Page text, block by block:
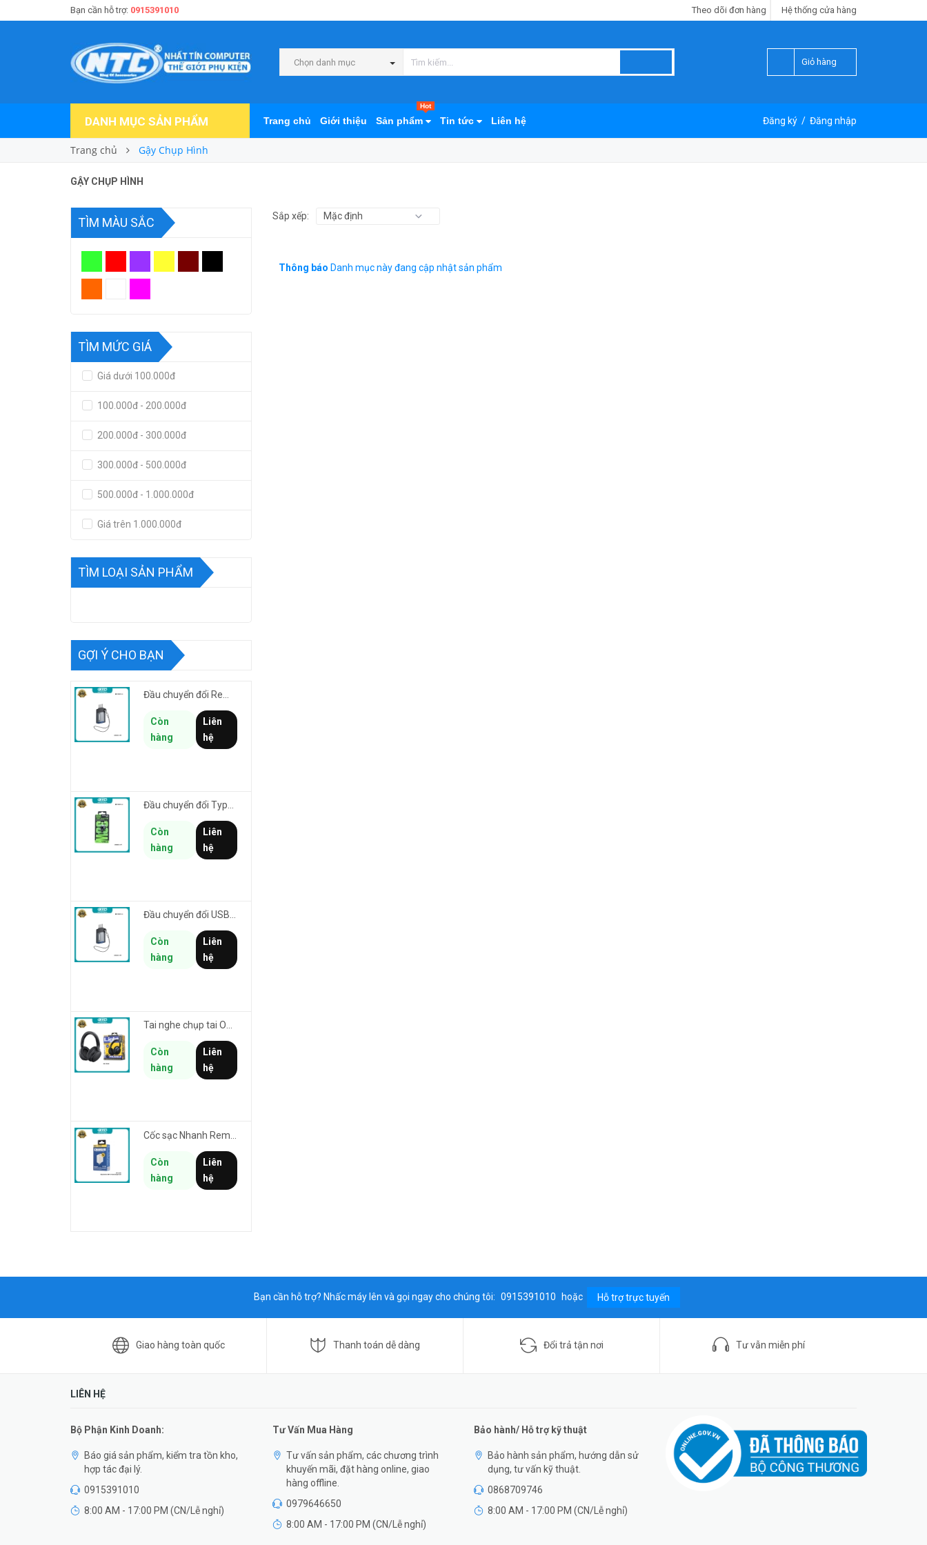
Bạn cần hỗ trợ: 0915391010 Hệ thống cửa hàng
Theo dõi đơn hàng
Chọn danh mục Giỏ hàng
DANH MỤC SẢN PHẨM Trang chủ Giới thiệu Sản phẩm
Hot
Tin tức Liên hệ Đăng ký / Đăng nhập
Trang chủ Gậy Chụp Hình
GẬY CHỤP HÌNH
Sắp xếp:
Thông báo Danh mục này đang cập nhật sản phẩm
TÌM MÀU SẮC
TÌM MỨC GIÁ
Giá dưới 100.000đ
100.000đ - 200.000đ
200.000đ - 300.000đ
300.000đ - 500.000đ
500.000đ - 1.000.000đ
Giá trên 1.000.000đ
TÌM LOẠI SẢN PHẨM
GỢI Ý CHO BẠN
Đầu chuyển đổi Remax CB32-L-AF từ USB sang Lightning male cho thiết bị cổng USB kết nối iphone/ipad
Còn
hàng
Liên
hệ
Còn
hàng
Liên
hệ
Đầu chuyển đổi USB 3.0 to TypeC REMAX CB32-C-AF hỗ trợ truyền data tối đa 5Gbps
Còn
hàng
Liên
hệ
Còn
hàng
Liên
hệ
Còn
hàng
Liên
hệ
Bạn cần hỗ trợ? Nhấc máy lên và gọi ngay cho chúng tôi: 0915391010 hoặc Hỗ trợ trực tuyến
Giao hàng toàn quốc Thanh toán dễ dàng Đổi trả tận nơi Tư vẫn miễn phí
LIÊN HỆ
Bộ Phận Kinh Doanh:
Báo giá sản phẩm, kiểm tra tồn kho,
hợp tác đại lý.
0915391010
8:00 AM - 17:00 PM (CN/Lễ nghỉ)
Tư Vấn Mua Hàng
Tư vấn sản phẩm, các chương trình
khuyến mãi, đặt hàng online, giao
hàng offline.
0979646650
8:00 AM - 17:00 PM (CN/Lễ nghỉ)
Bảo hành/ Hỗ trợ kỹ thuật
Bảo hành sản phẩm, hướng dẫn sử
dụng, tư vấn kỹ thuật.
0868709746
8:00 AM - 17:00 PM (CN/Lễ nghỉ)